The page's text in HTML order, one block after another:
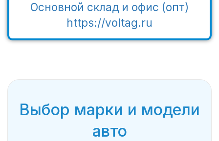
Основной склад и офис (опт)
https://voltag.ru
Выбор марки и модели
авто